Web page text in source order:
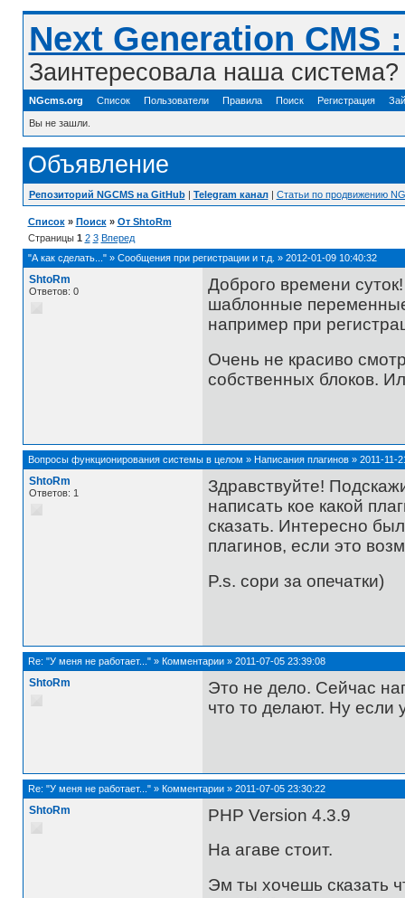
Next Generation
Заинтересовала наша
NGcms.org Список Пользователи Правила Поиск Регистрация
Вы не зашли.
Объявление
Репозиторий NGCMS на GitHub| Telegram канал| Статьи по продвижению
Список » Поиск » От ShtoRm
Страницы 1 2 3 Вперед
"А как сделать..." » Сообщения при регистрации и т.д. » 2012-01-09 10:40:32
ShtoRm
Ответов: 0
Доброго времени
шаблонные
например при
Очень не красиво
собственных блоков.
Вопросы функционирования системы в целом » Написания плагинов » 2011-11-
ShtoRm
Ответов: 1
Здравствуйте!
написать кое какой
сказать. Интересно
плагинов, если это
P.s. сори за опечатки)
Re: "У меня не работает..." » Комментарии » 2011-07-05 23:39:08
ShtoRm
Это не дело. Сейчас
что то делают. Ну если
Re: "У меня не работает..." » Комментарии » 2011-07-05 23:30:22
ShtoRm
PHP Version 4.3.9
На агаве стоит.
Эм ты хочешь сказать